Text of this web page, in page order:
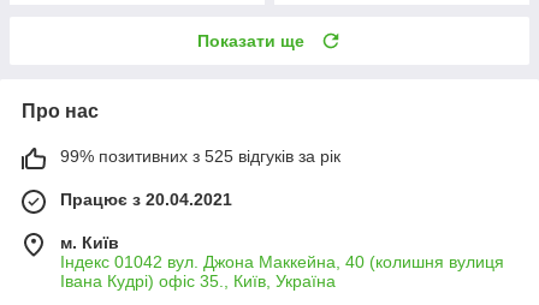
Показати ще
Про нас
99% позитивних з 525 відгуків за рік
Працює з 20.04.2021
м. Київ
Індекс 01042 вул. Джона Маккейна, 40 (колишня вулиця
Івана Кудрі) офіс 35., Київ, Україна